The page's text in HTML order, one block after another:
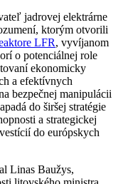
jadrovej elektrárne
ktorým otvorili
LFR, vyvíjanom
o potenciálnej role
ekonomicky
a efektívnych
bezpečnej manipulácii
do širšej stratégie
a strategickej
do európskych
Linas Baužys,